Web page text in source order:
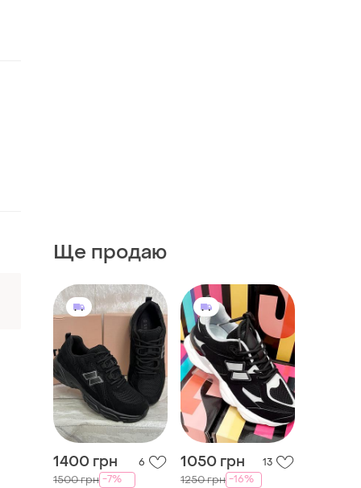
Ще продаю
1400 грн 6
1500 грн -7%
1050 грн 13
1250 грн -16%